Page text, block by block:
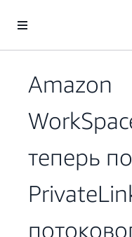
Перейти к главному
Amazon
теперь